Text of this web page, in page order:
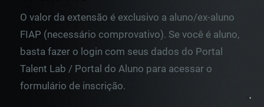
O valor da extensão é exclusivo a aluno/ex-aluno
FIAP (necessário comprovativo). Se você é aluno,
basta fazer o login com seus dados do Portal
Talent Lab / Portal do Aluno para acessar o
formulário de inscrição.